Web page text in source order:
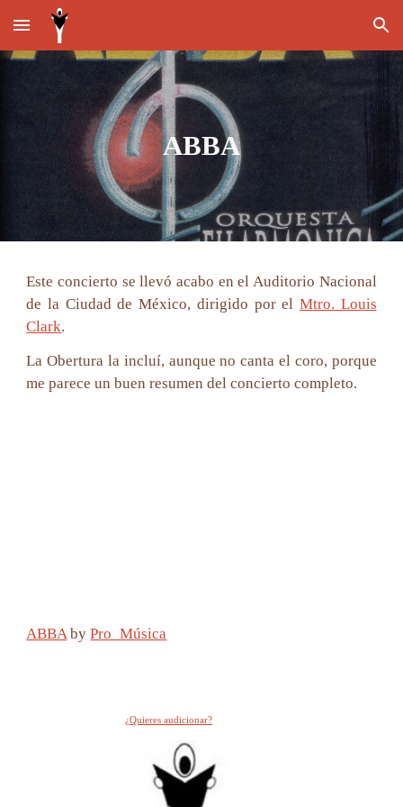
Skip to main content Skip to navigation
ABBA
Este concierto se llevó acabo en el Auditorio Nacional
de la Ciudad de México, dirigido por el Mtro. Louis
Clark.
La Obertura la incluí, aunque no canta el coro, porque
me parece un buen resumen del concierto completo.
ABBA byPro_Música
¿Quieres audicionar?